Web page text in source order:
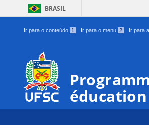
BRASIL
Ir para o conteúdo 1 Ir para o menu 2 Ir para
éducation